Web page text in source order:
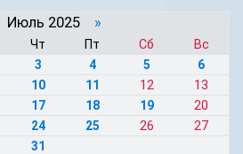
Июль 2025 »
Чт Пт Сб
Вс
3 4 5
6
10 11 12
13
17 18 19
20
24 25 26
27
31